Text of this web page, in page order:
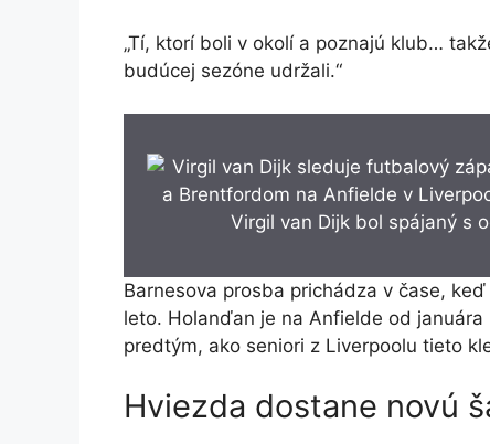
„Tí, ktorí boli v okolí a poznajú klub…
budúcej sezóne udržali.“
Virgil van Dijk bol spájaný s
Barnesova prosba prichádza v čase,
leto. Holanďan je na Anfielde od
predtým, ako seniori z Liverpoolu tieto
Hviezda dostane novú